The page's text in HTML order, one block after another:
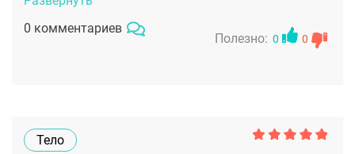
0 комментариев
Полезно: 0 0
Тело